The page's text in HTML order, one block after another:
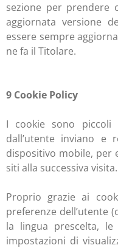
sezione per prendere
aggiornata versione
essere sempre
ne fa il Titolare.
9 Cookie Policy
I cookie sono
dall’utente inviano e
dispositivo mobile, per
siti alla successiva visita.
Proprio grazie ai
preferenze dell’utente
la lingua prescelta,
impostazioni di